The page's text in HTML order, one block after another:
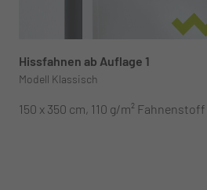
Hissfahnen ab Auflage 1
Modell Klassisch
150 x 350 cm, 110 g/m² Fahnenstoff